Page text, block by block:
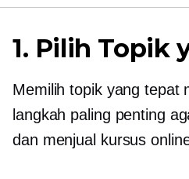
1. Pilih Topik
Memilih topik yang tepat
langkah paling penting
dan menjual kursus